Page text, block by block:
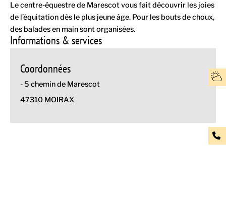
Le centre-équestre de Marescot vous fait découvrir les joies
de l’équitation dès le plus jeune âge. Pour les bouts de choux,
des balades en main sont organisées.
Informations & services
Coordonnées
- 5 chemin de Marescot
47310 MOIRAX